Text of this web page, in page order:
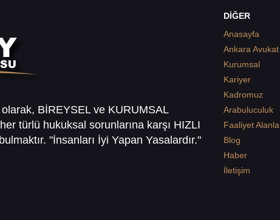
BİREYSEL ve KURUMSAL
türlü hukuksal sorunlarına karşı HIZLI
"İnsanları İyi Yapan Yasalardır."
DİĞER
Anasayfa
Ankara Avukat
Kurumsal
Kariyer
Kadromuz
Arabuluculuk
Faaliyet
Blog
Haber
İletişim